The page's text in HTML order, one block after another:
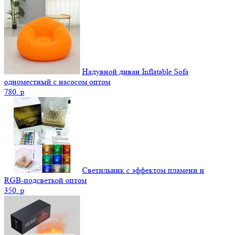
Надувной диван Inflatable Sofa
одноместный с насосом оптом
780. p
Светильник с эффектом пламени и
RGB-подсветкой оптом
350. p